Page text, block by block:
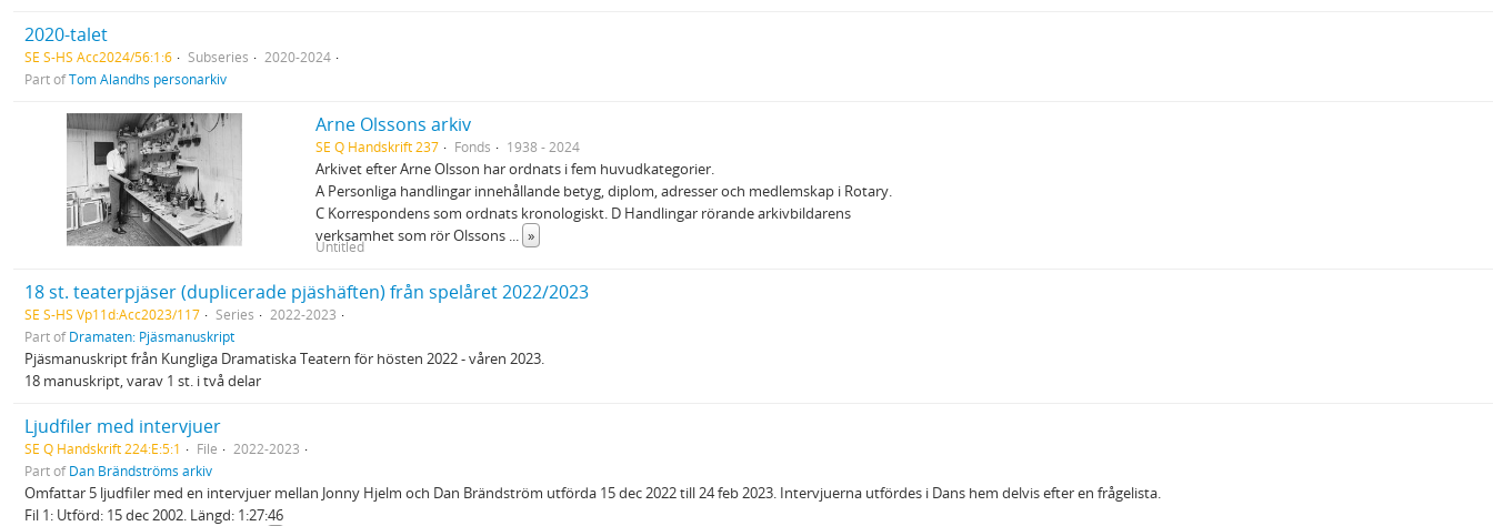
2020-talet
SE S-HS Acc2024/56:1:6 Subseries
2020-2024
Part ofTom Alandhs personarkiv
Arne Olssons arkiv
SE Q Handskrift 237 Fonds 1938 - 2024
Arkivet efter Arne Olsson har ordnats i fem huvudkategorier.
A Personliga handlingar innehållande betyg, diplom, adresser och medlemskap i Rotary.
C Korrespondens som ordnats kronologiskt. D Handlingar rörande arkivbildarens
verksamhet som rör Olssons ... »
Untitled
18 st. teaterpjäser (duplicerade pjäshäften) från spelåret 2022/2023
SE S-HS Vp11d:Acc2023/117 Series
2022-2023
Part ofDramaten: Pjäsmanuskript
Pjäsmanuskript från Kungliga Dramatiska Teatern för hösten 2022 - våren 2023.
18 manuskript, varav 1 st. i två delar
Ljudfiler med intervjuer
SE Q Handskrift 224:E:5:1 File
2022-2023
Part ofDan Brändströms arkiv
Omfattar 5 ljudfiler med en intervjuer mellan Jonny Hjelm och Dan Brändström utförda 15 dec 2022 till 24 feb 2023. Intervjuerna utfördes i Dans hem delvis efter en frågelista.
Fil 1: Utförd: 15 dec 2002. Längd: 1:27:46